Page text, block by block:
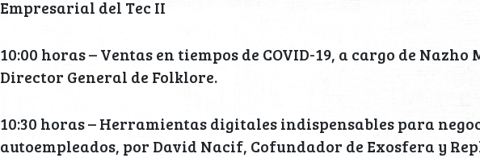
Empresarial del Tec II
10:00 horas – Ventas en tiempos de COVID-19, a cargo de Nazho
Director General de Folklore.
10:30 horas – Herramientas digitales indispensables para
autoempleados, por David Nacif, Cofundador de Exosfera y